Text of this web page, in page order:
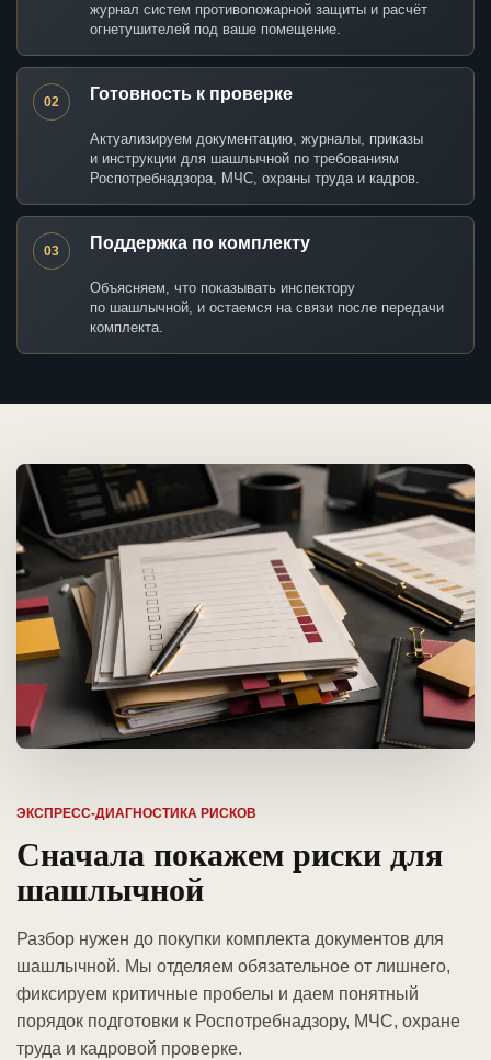
журнал систем противопожарной защиты и расчёт
огнетушителей под ваше помещение.
02 Готовность к проверке
Актуализируем документацию, журналы, приказы
и инструкции для шашлычной по требованиям
Роспотребнадзора, МЧС, охраны труда и кадров.
03 Поддержка по комплекту
Объясняем, что показывать инспектору
по шашлычной, и остаемся на связи после передачи
комплекта.
ЭКСПРЕСС-ДИАГНОСТИКА РИСКОВ
Сначала покажем риски для
шашлычной
Разбор нужен до покупки комплекта документов для
шашлычной. Мы отделяем обязательное от лишнего,
фиксируем критичные пробелы и даем понятный
порядок подготовки к Роспотребнадзору, МЧС, охране
труда и кадровой проверке.